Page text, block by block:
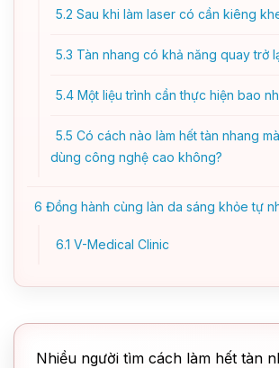
5.2 Sau khi làm laser có cần kiêng
5.3 Tàn nhang có khả năng quay trở
5.4 Một liệu trình cần thực hiện bao
5.5 Có cách nào làm hết tàn nhang
dùng công nghệ cao không?
6 Đồng hành cùng làn da sáng khỏe tự
6.1 V-Medical Clinic
Nhiều người tìm cách làm hết tàn